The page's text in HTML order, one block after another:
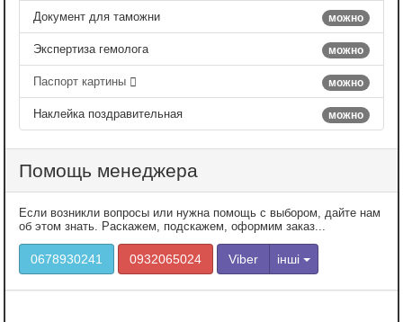
можно
Документ для таможни
можно
Экспертиза гемолога
можно
Паспорт картины
можно
Наклейка поздравительная
Помощь менеджера
Если возникли вопросы или нужна помощь с выбором, дайте нам
об этом знать. Раскажем, подскажем, оформим заказ...
0678930241 0932065024 Viber інші